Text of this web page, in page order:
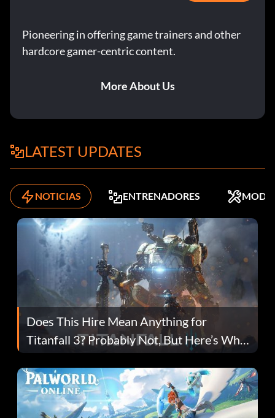
Pioneering in offering game trainers and other
hardcore gamer-centric content.
More About Us
LATEST UPDATES
NOTICIAS ENTRENADORES MODS
Does This Hire Mean Anything for
Titanfall 3? Probably Not, But Here’s Why
Fans Are Hopeful